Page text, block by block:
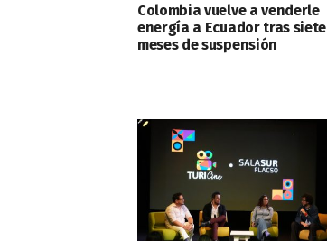
Colombia vuelve a venderle
energía a Ecuador tras siete
meses de suspensión